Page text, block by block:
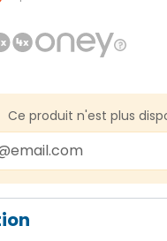
Ce produit n'est plus